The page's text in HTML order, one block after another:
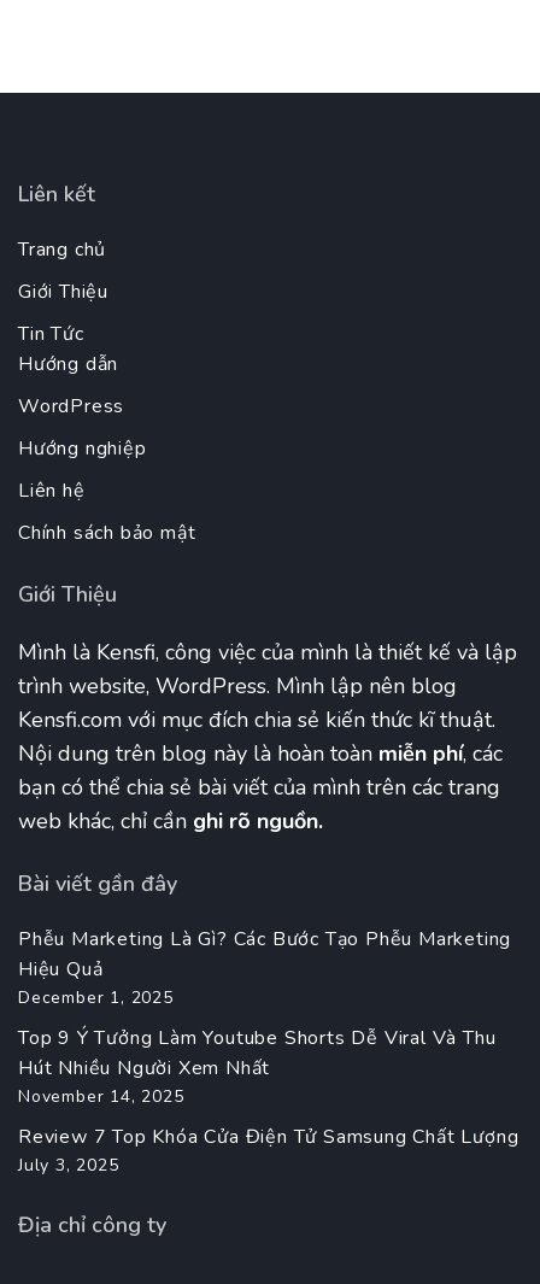
Liên kết
Trang chủ
Giới Thiệu
Tin Tức
Hướng dẫn
WordPress
Hướng nghiệp
Liên hệ
Chính sách bảo mật
Giới Thiệu
Mình là Kensfi, công việc của mình là thiết kế và lập
trình website, WordPress. Mình lập nên blog
Kensfi.com với mục đích chia sẻ kiến thức kĩ thuật.
Nội dung trên blog này là hoàn toàn miễn phí, các
bạn có thể chia sẻ bài viết của mình trên các trang
web khác, chỉ cần ghi rõ nguồn.
Bài viết gần đây
Phễu Marketing Là Gì? Các Bước Tạo Phễu Marketing
Hiệu Quả
December 1, 2025
Top 9 Ý Tưởng Làm Youtube Shorts Dễ Viral Và Thu
Hút Nhiều Người Xem Nhất
November 14, 2025
Review 7 Top Khóa Cửa Điện Tử Samsung Chất Lượng
July 3, 2025
Địa chỉ công ty